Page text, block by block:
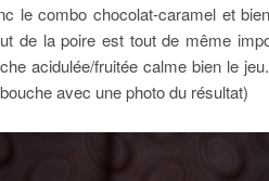
le combo chocolat-caramel et
de la poire est tout de même
acidulée/fruitée calme bien le
avec une photo du résultat)